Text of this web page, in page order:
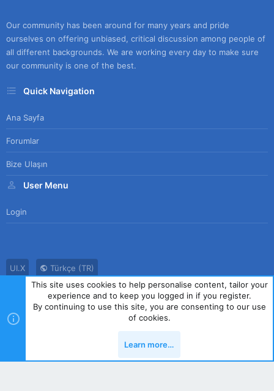
Our community has been around for many years and pride
ourselves on offering unbiased, critical discussion among people of
all different backgrounds. We are working every day to make sure
our community is one of the best.
Quick Navigation
Ana Sayfa
Forumlar
Bize Ulaşın
User Menu
Login
UI.X
Türkçe (TR)
Bize Ulaşın
Kullanım Sözleşmesi Gizlilik Politikası
Yardım
Ana Sayfa
R
S
This site uses cookies to help personalise content, tailor your
experience and to keep you logged in if you register.
By continuing to use this site, you are consenting to our use
of cookies.
Learn more…